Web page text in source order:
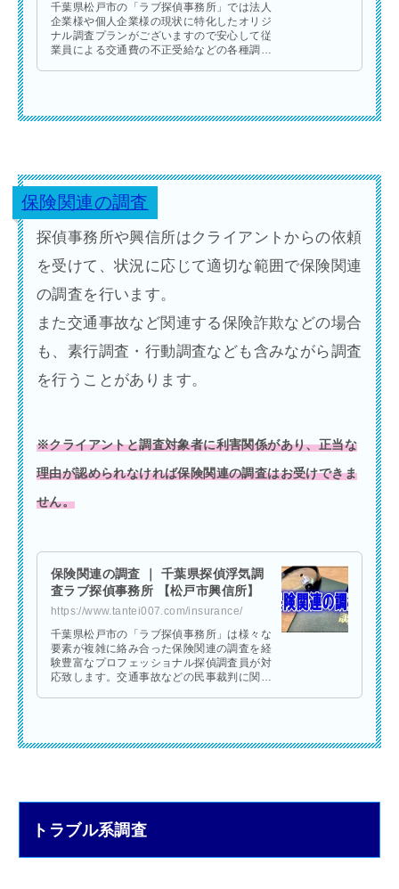
千葉県松戸市の「ラブ探偵事務所」では法人
企業様や個人企業様の現状に特化したオリジ
ナル調査プランがございますので安心して従
業員による交通費の不正受給などの各種調査
保険関連の調査
探偵事務所や興信所はクライアントからの依頼
を受けて、状況に応じて適切な範囲で保険関連
の調査を行います。
また交通事故など関連する保険詐欺などの場合
も、素行調査・行動調査なども含みながら調査
を行うことがあります。
※クライアントと調査対象者に利害関係があり、正当な
理由が認められなければ保険関連の調査はお受けできま
せん。
保険関連の調査 ｜ 千葉県探偵浮気調
査ラブ探偵事務所 【松戸市興信所】
https://www.tantei007.com/insurance/
千葉県松戸市の「ラブ探偵事務所」は様々な
要素が複雑に絡み合った保険関連の調査を経
験豊富なプロフェッショナル探偵調査員が対
応致します。交通事故などの民事裁判に関わ
トラブル系調査